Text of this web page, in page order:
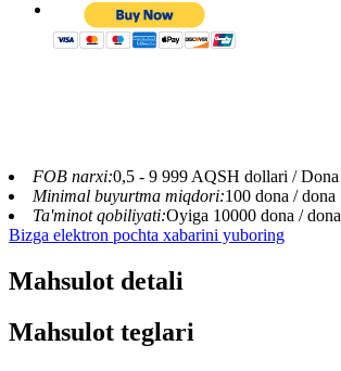
FOB narxi:0,5 - 9 999 AQSH dollari / Dona
Minimal buyurtma miqdori:100 dona / dona
Ta'minot qobiliyati:Oyiga 10000 dona / dona
Bizga elektron pochta xabarini yuboring
Mahsulot detali
Mahsulot teglari